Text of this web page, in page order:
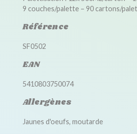
9 couches/palette – 90 cartons/
Référence
SF0502
EAN
5410803750074
Allergènes
Jaunes d'oeufs, moutarde